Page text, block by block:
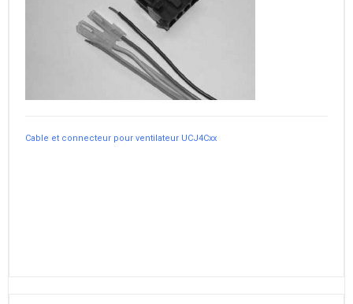
Cable et connecteur pour ventilateur UCJ4Cxx